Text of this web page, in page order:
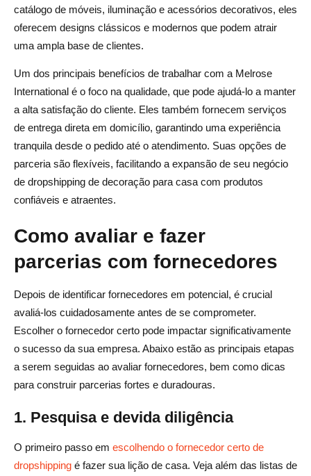
catálogo de móveis, iluminação e acessórios decorativos, eles
oferecem designs clássicos e modernos que podem atrair
uma ampla base de clientes.
Um dos principais benefícios de trabalhar com a Melrose
International é o foco na qualidade, que pode ajudá-lo a manter
a alta satisfação do cliente. Eles também fornecem serviços
de entrega direta em domicílio, garantindo uma experiência
tranquila desde o pedido até o atendimento. Suas opções de
parceria são flexíveis, facilitando a expansão de seu negócio
de dropshipping de decoração para casa com produtos
confiáveis e atraentes.
Como avaliar e fazer
parcerias com fornecedores
Depois de identificar fornecedores em potencial, é crucial
avaliá-los cuidadosamente antes de se comprometer.
Escolher o fornecedor certo pode impactar significativamente
o sucesso da sua empresa. Abaixo estão as principais etapas
a serem seguidas ao avaliar fornecedores, bem como dicas
para construir parcerias fortes e duradouras.
1. Pesquisa e devida diligência
O primeiro passo em escolhendo o fornecedor certo de
dropshipping é fazer sua lição de casa. Veja além das listas de